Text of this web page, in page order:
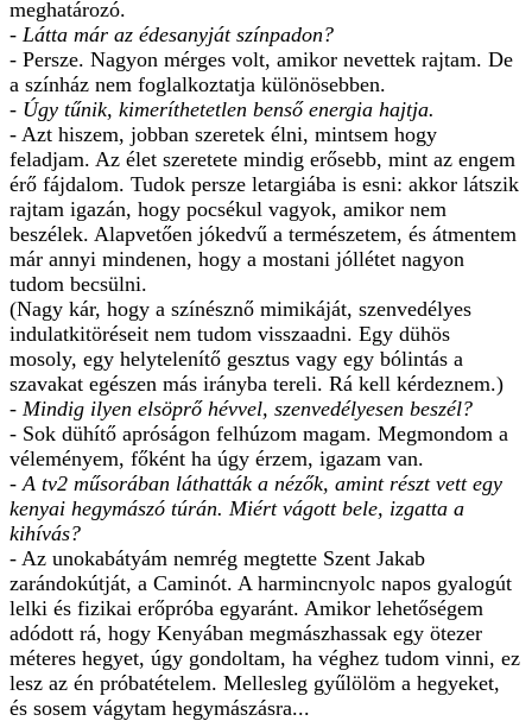
meghatározó.
- Látta már az édesanyját színpadon?
- Persze. Nagyon mérges volt, amikor nevettek rajtam. De
a színház nem foglalkoztatja különösebben.
- Úgy tűnik, kimeríthetetlen benső energia hajtja.
- Azt hiszem, jobban szeretek élni, mintsem hogy
feladjam. Az élet szeretete mindig erősebb, mint az engem
érő fájdalom. Tudok persze letargiába is esni: akkor látszik
rajtam igazán, hogy pocsékul vagyok, amikor nem
beszélek. Alapvetően jókedvű a természetem, és átmentem
már annyi mindenen, hogy a mostani jóllétet nagyon
tudom becsülni.
(Nagy kár, hogy a színésznő mimikáját, szenvedélyes
indulatkitöréseit nem tudom visszaadni. Egy dühös
mosoly, egy helytelenítő gesztus vagy egy bólintás a
szavakat egészen más irányba tereli. Rá kell kérdeznem.)
- Mindig ilyen elsöprő hévvel, szenvedélyesen beszél?
- Sok dühítő apróságon felhúzom magam. Megmondom a
véleményem, főként ha úgy érzem, igazam van.
- A tv2 műsorában láthatták a nézők, amint részt vett egy
kenyai hegymászó túrán. Miért vágott bele, izgatta a
kihívás?
- Az unokabátyám nemrég megtette Szent Jakab
zarándokútját, a Caminót. A harmincnyolc napos gyalogút
lelki és fizikai erőpróba egyaránt. Amikor lehetőségem
adódott rá, hogy Kenyában megmászhassak egy ötezer
méteres hegyet, úgy gondoltam, ha véghez tudom vinni, ez
lesz az én próbatételem. Mellesleg gyűlölöm a hegyeket,
és sosem vágytam hegymászásra...